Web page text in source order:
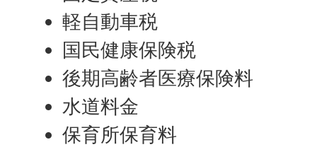
軽自動車税
国民健康保険税
後期高齢者医療保険料
水道料金
保育所保育料